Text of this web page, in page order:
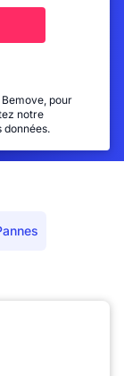
pour
notre
données.